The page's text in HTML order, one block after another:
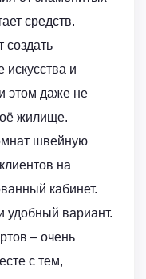
средств.
создать
и
этом даже не
жилище.
швейную
на
кабинет.
удобный вариант.
– очень
с тем,